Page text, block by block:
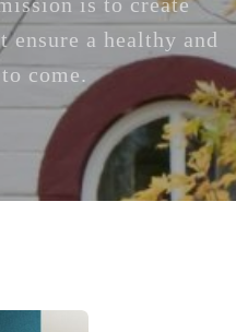
a healthy and
come.